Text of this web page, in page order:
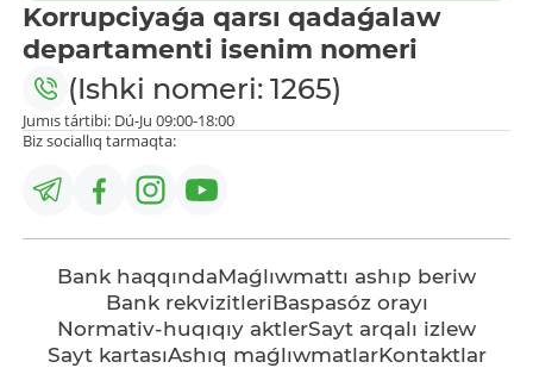
Korrupciyaǵa qarsı qadaǵalaw
departamenti isenim nomeri
(Ishki nomeri: 1265)
Jumıs tártibi: Dú-Ju 09:00-18:00
Biz sociallıq tarmaqta:
Bank haqqındaMaǵlıwmattı ashıp beriw
Bank rekvizitleriBaspasóz orayı
Normativ-huqıqıy aktlerSayt arqalı izlew
Sayt kartasıAshıq maǵlıwmatlarKontaktlar